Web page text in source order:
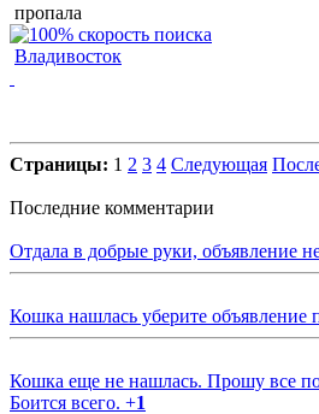
пропала
Владивосток
Страницы: 1 2 3 4 Следующая
Последние комментарии
Отдала в добрые руки, объявление
Кошка нашлась уберите объявление
Кошка еще не нашлась. Прошу все
Боится всего. +1